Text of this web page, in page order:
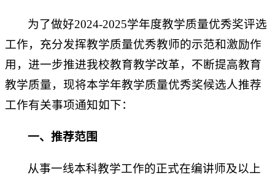
为了做好2024-2025学年度教学质量优秀奖评选
工作，充分发挥教学质量优秀教师的示范和激励作
用，进一步推进我校教育教学改革，不断提高教育
教学质量，现将本学年教学质量优秀奖候选人推荐
工作有关事项通知如下：
一、推荐范围
从事一线本科教学工作的正式在编讲师及以上